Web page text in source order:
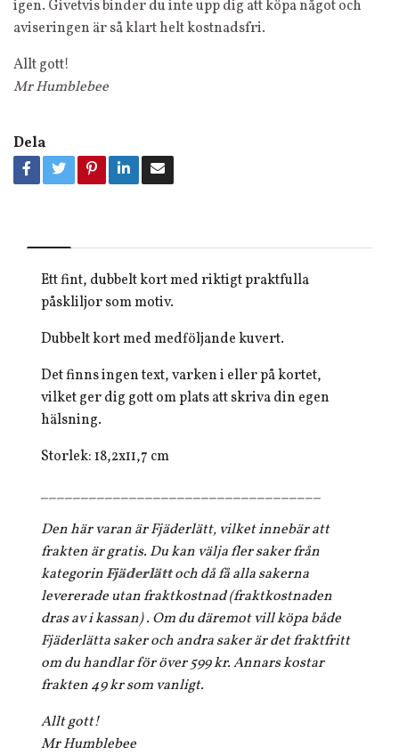
igen. Givetvis binder du inte upp dig att köpa något och
aviseringen är så klart helt kostnadsfri.
Allt gott!
Mr Humblebee
Dela
Ett fint, dubbelt kort med riktigt praktfulla
påskliljor som motiv.
Dubbelt kort med medföljande kuvert.
Det finns ingen text, varken i eller på kortet,
vilket ger dig gott om plats att skriva din egen
hälsning.
Storlek: 18,2x11,7 cm
___________________________________
Den här varan är Fjäderlätt, vilket innebär att
frakten är gratis. Du kan välja fler saker från
kategorinFjäderlättoch då få alla sakerna
levererade utan fraktkostnad (fraktkostnaden
dras av i kassan) . Om du däremot vill köpa både
Fjäderlätta saker och andra saker är det fraktfritt
om du handlar för över 599 kr. Annars kostar
frakten 49 kr som vanligt.
Allt gott!
Mr Humblebee